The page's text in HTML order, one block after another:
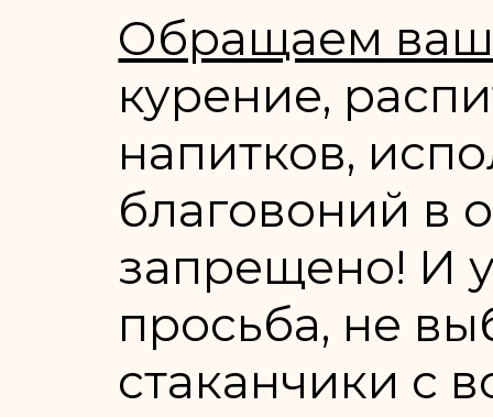
Обращаем
курение,
напитков,
благовоний в
запрещено! И
просьба, не
стаканчики с